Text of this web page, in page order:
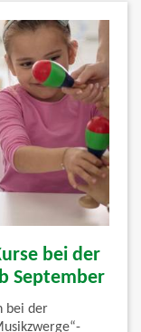
bei der
September
bei der